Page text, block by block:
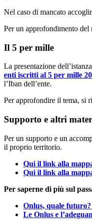
Nel caso di mancato
Per un approfondimento del
Il 5 per mille
La presentazione
enti iscritti al 5 per mille
l’Iban dell’ente.
Per approfondire il tema, si
Supporto e altri
Per un supporto e un
il proprio territorio.
Qui il link alla
Qui il link alla
Per saperne di più sul
Onlus, quale
Le Onlus e